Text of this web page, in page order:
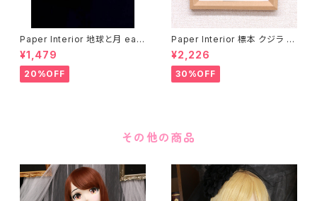
Paper Interior 地球と月 eart
h and moon
¥1,479
20%OFF
Paper Interior 標本 クジラ s
pecimen whale
¥2,226
30%OFF
その他の商品